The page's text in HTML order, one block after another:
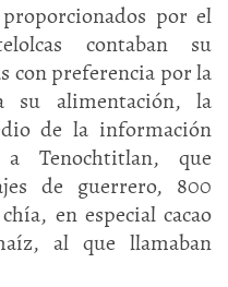
por el
contaban su
con preferencia por la
su alimentación, la
de la información
Tenochtitlan, que
de guerrero, 800
en especial cacao
al que llamaban